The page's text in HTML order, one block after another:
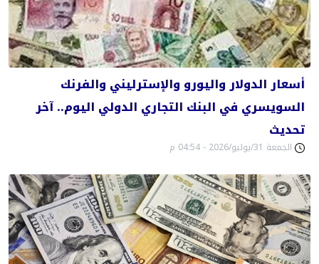
أسعار الدولار واليورو والإسترليني والفرنك
السويسري في البنك التجاري الدولي اليوم.. آخر
تحديث
الجمعة 31/يوليو/2026 - 04:54 م